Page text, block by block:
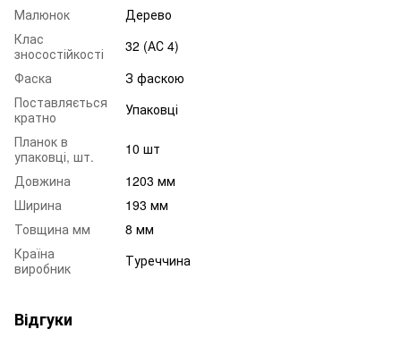
Малюнок
Дерево
Клас
зносостійкості
32 (АС 4)
Фаска
З фаскою
Поставляється
кратно
Упаковці
Планок в
упаковці, шт.
10 шт
Довжина
1203 мм
Ширина
193 мм
Товщина мм
8 мм
Країна
виробник
Туреччина
Відгуки